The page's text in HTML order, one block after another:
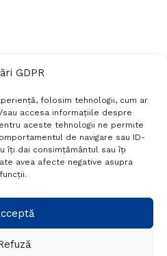
GDPR
folosim tehnologii, cum ar
accesa informațiile despre
aceste tehnologii ne permite
de navigare sau ID-
îți dai consimțământul sau îți
avea afecte negative asupra
Politică de confidențialitate
Setări GDPR
788 760 194